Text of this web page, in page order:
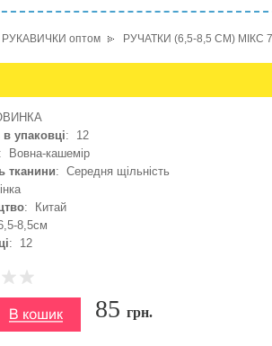
РУКАВИЧКИ оптом РУЧАТКИ (6,5-8,5 СМ) МІКС
в упаковці: 12
: Вовна-кашемір
тканини: Середня щільність
: Китай
8,5см
: 12
85 грн.